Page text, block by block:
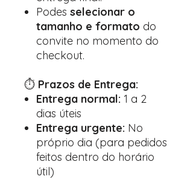
Podes selecionar o
tamanho e formato do
convite no momento do
checkout.
⏱️ Prazos de Entrega:
Entrega normal: 1 a 2
dias úteis
Entrega urgente: No
próprio dia (para pedidos
feitos dentro do horário
útil)